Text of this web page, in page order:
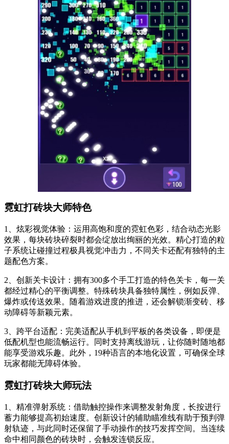
霓虹打砖块大师特色
1、炫彩视觉体验：运用高饱和度的霓虹色彩，结合动态光影
效果，每块砖块碎裂时都会绽放出绚丽的光效。精心打造的粒
子系统让碰撞过程极具视觉冲击力，不同关卡还配有独特的主
题配色方案。
2、创新关卡设计：拥有300多个手工打造的特色关卡，每一关
都经过精心的平衡调整。特殊砖块具备独特属性，例如反弹、
爆炸或传送效果。随着游戏进度的推进，还会解锁渐变砖、移
动障碍等新颖元素。
3、跨平台适配：完美适配从手机到平板的各类设备，即便是
低配机型也能流畅运行。同时支持离线游玩，让你随时随地都
能享受游戏乐趣。此外，19种语言的本地化设置，可确保全球
玩家都能无障碍体验。
霓虹打砖块大师玩法
1、精准弹射系统：借助触控操作来调整发射角度，长按进行
蓄力能够提高初始速度。创新设计的辅助瞄准线有助于预判弹
射轨迹，与此同时还保留了手动操作的技巧发挥空间。当连续
命中相同颜色的砖块时，会触发连锁反应。